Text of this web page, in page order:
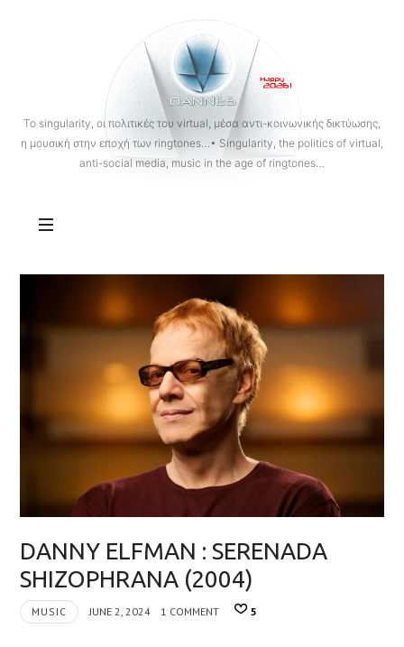
OANNES
To singularity, οι πολιτικές του virtual, μέσα αντι-κοινωνικής δικτύωσης,
η μουσική στην εποχή των ringtones…• Singularity, the politics of virtual,
anti-social media, music in the age of ringtones…
DANNY ELFMAN : SERENADA
SHIZOPHRANA (2004)
MUSIC JUNE 2, 2024 1 COMMENT 5